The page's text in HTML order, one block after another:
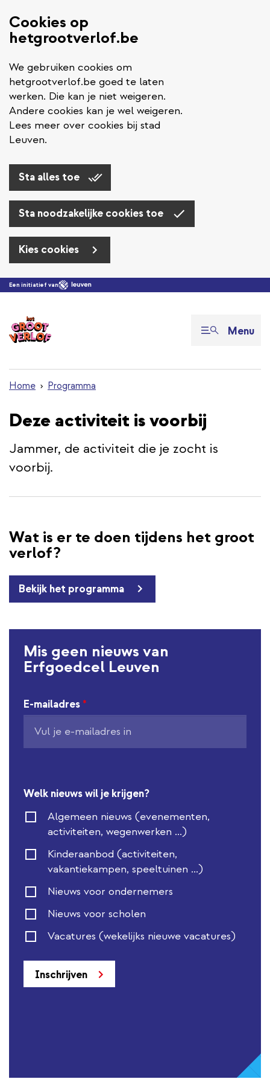
Cookies op
hetgrootverlof.be
We gebruiken cookies om
hetgrootverlof.be goed te laten
werken. Die kan je niet weigeren.
Andere cookies kan je wel weigeren.
Lees meer over cookies bij stad
Leuven.
Sta alles toe
Sta noodzakelijke cookies toe
Kies cookies
Overslaan en naar de inhoud gaan
Een initiatief van
Menu
Home Programma
Deze activiteit is voorbij
Jammer, de activiteit die je zocht is
voorbij.
Wat is er te doen tijdens het groot
verlof?
Bekijk het programma
Mis geen nieuws van
Erfgoedcel Leuven
E-mailadres *
Welk nieuws wil je krijgen?
Algemeen nieuws (evenementen,
activiteiten, wegenwerken ...)
Kinderaanbod (activiteiten,
vakantiekampen, speeltuinen ...)
Nieuws voor ondernemers
Nieuws voor scholen
Vacatures (wekelijks nieuwe vacatures)
Inschrijven